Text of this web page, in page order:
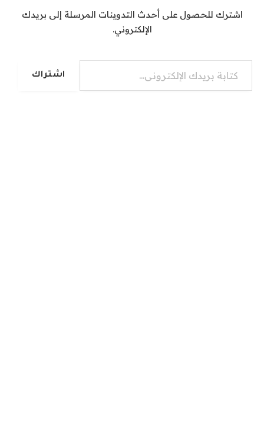
اشترك للحصول على أحدث التدوينات المرسلة إلى بريدك
الإلكتروني.
كتابة بريدك الإلكتروني...
اشتراك